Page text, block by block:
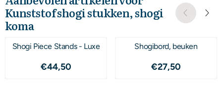
Kunststof shogi stukken, shogi
koma
Shogi Piece Stands - Luxe
Prijs: 44,50
€44,50
Shogibord, beuken
Prijs: 27,50
€27,50